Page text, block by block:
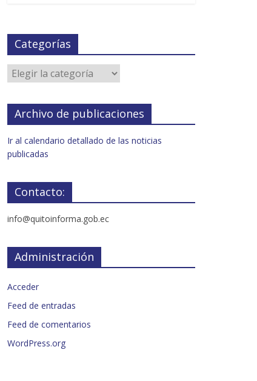
Categorías
Archivo de publicaciones
Ir al calendario detallado de las noticias
publicadas
Contacto:
info@quitoinforma.gob.ec
Administración
Acceder
Feed de entradas
Feed de comentarios
WordPress.org